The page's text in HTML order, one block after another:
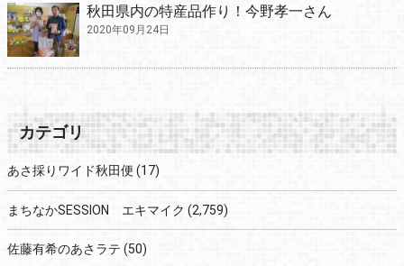
秋田県内の特産品作り！今野孝一さん
2020年09月24日
カテゴリ
あさ採りワイド秋田便 (17)
まちなかSESSION エキマイク (2,759)
佐藤有希のあさラテ (50)